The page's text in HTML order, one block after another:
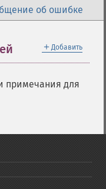
об ошибке
＋ Добавить
примечания для